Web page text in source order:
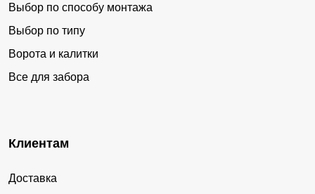
Выбор по способу монтажа
Выбор по типу
Ворота и калитки
Все для забора
Клиентам
Доставка